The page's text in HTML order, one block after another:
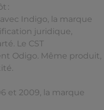
:
Indigo, la marque
juridique,
Le CST
Odigo. Même produit,
et 2009, la marque